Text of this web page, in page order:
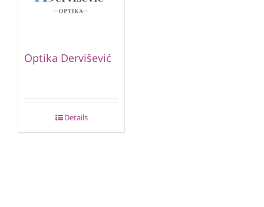
Optika Dervišević
Details